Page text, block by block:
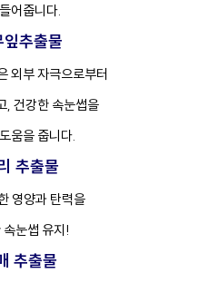
어줍니다.
추출물
외부 자극으로부터
, 건강한 속눈썹을
움을 줍니다.
추출물
영양과 탄력을
눈썹 유지!
추출물